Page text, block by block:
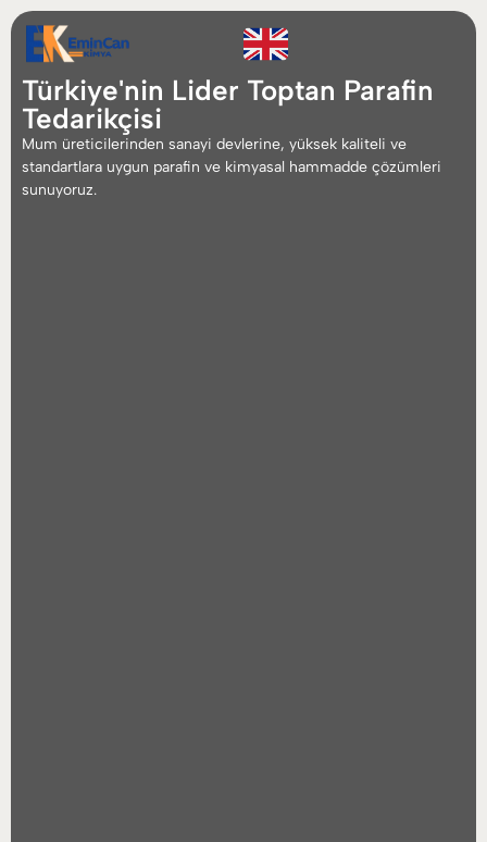
Türkiye'nin Lider Toptan Parafin
Tedarikçisi
Mum üreticilerinden sanayi devlerine, yüksek kaliteli ve
standartlara uygun parafin ve kimyasal hammadde çözümleri
sunuyoruz.